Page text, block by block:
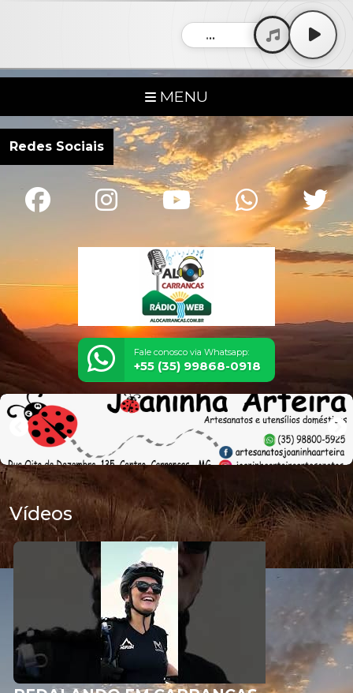
...
MENU
Redes Sociais
Fale conosco via Whatsapp:
+55 (35) 99868-0918
Vídeos